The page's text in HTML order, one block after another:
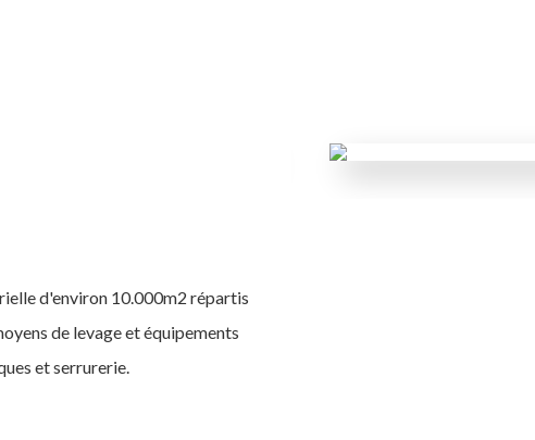
d'environ 10.000m2 répartis
de levage et équipements
et serrurerie.